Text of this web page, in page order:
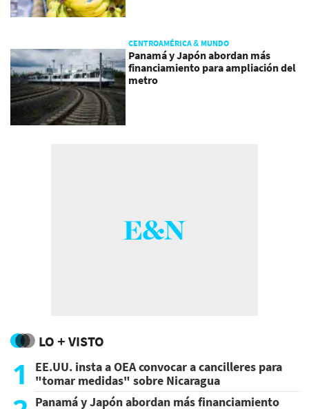
CENTROAMÉRICA & MUNDO
Panamá y Japón abordan más
financiamiento para ampliación del
metro
LO + VISTO
1
EE.UU. insta a OEA convocar a cancilleres para
"tomar medidas" sobre Nicaragua
Panamá y Japón abordan más financiamiento